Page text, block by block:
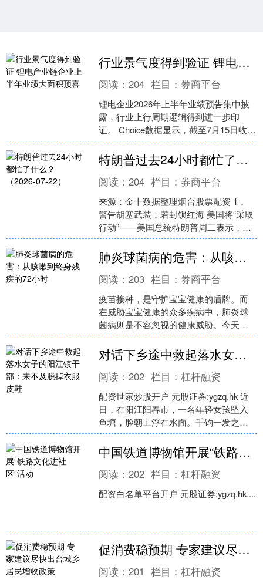
行业景气度得到验证 锂电产业链企业上半年业绩大面积预喜
阅读：204 栏目： 券商平台
锂电企业2026年上半年业绩预告集中披
露，行业上行周期逻辑得到进一步印
证。 Choice数据显示，截至7月15日收
盘，已有35家锂电产业链上市公司发布
上半年业绩....
特朗普过去24小时都忙了什么？（2026-07-22）
阅读：204 栏目： 券商平台
来源：金十数据整理烟台股票配资 1．
警告胡塞武装：若封锁红海 美国将“采取
行动”——美国总统特朗普周二表示，如
果也门胡塞武装对来自沙特阿拉伯的航
运和能源出口实....
肺炎球菌病的危害：从咳嗽到终身残疾的72小时
阅读：203 栏目： 券商平台
疫苗接种，是守护宝宝健康的盾牌。而
在威胁宝宝健康的众多疾病中，肺炎球
菌病则是不容忽视的健康威胁。今天，
我们用一个悲惨的案例，给所有爸妈敲
响警钟。 \n 2023....
对话下乡途中救起落水女子的阳江镇干部：来不及脱掉衣服皮鞋
阅读：202 栏目：杠杆融资
配资世家炒股开户 元股证券:ygzq.hk 近
日，在阳江阳春市，一名年轻女孩坠入
鱼塘，脸朝上浮在水面。千钧一发之
际，途经此处的阳春市春湾镇环境保护
办公室的5名干....
中国铁道博物馆开展“铁路文化进社区”活动
阅读：202 栏目：杠杆融资
配资白名单平台开户 元股证券:ygzq.hk....
促消费稳预期 专家建议尽快出台城乡居民增收政策
阅读：201 栏目：杠杆融资